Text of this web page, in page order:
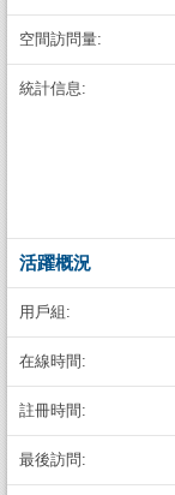
空間訪問量:
統計信息:
活躍概況
用戶組:
在線時間:
註冊時間:
最後訪問: